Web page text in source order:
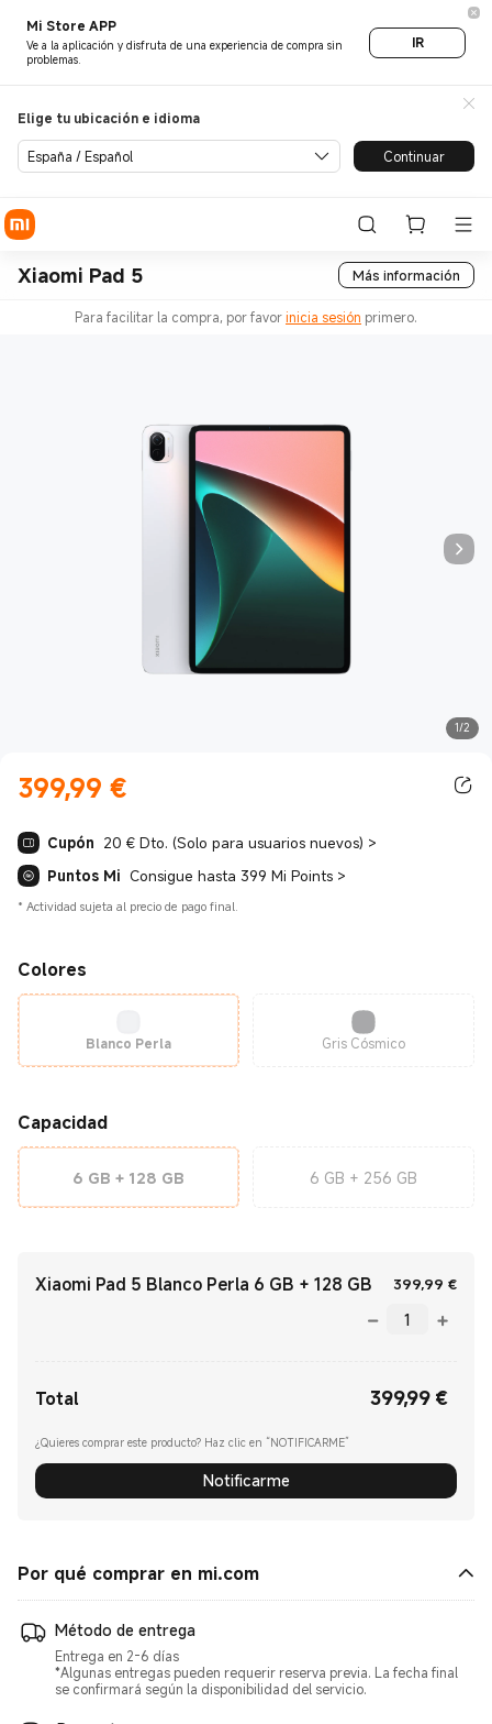
Mi Store APP
Ve a la aplicación y disfruta de una experiencia de compra sin
problemas.
IR
Elige tu ubicación e idioma
España / Español Continuar
Xiaomi Pad 5 Más información
Para facilitar la compra, por favorinicia sesión primero.
1/2
399,99 €
Current Price €399.99
Cupón 20 € Dto. (Solo para usuarios nuevos) >
Puntos Mi Consigue hasta 399 Mi Points >
* Actividad sujeta al precio de pago final.
Colores
Blanco Perla Gris Cósmico
Capacidad
6 GB + 128 GB 6 GB + 256 GB
Xiaomi Pad 5 Blanco Perla 6 GB + 128 GB 399,99 €
Total 399,99 €
¿Quieres comprar este producto? Haz clic en “NOTIFICARME”
Notificarme
Por qué comprar en mi.com
Método de entrega
Entrega en 2-6 días
*Algunas entregas pueden requerir reserva previa. La fecha final
se confirmará según la disponibilidad del servicio.